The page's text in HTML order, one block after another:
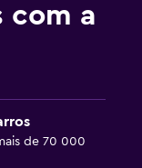
com a
de 70 000